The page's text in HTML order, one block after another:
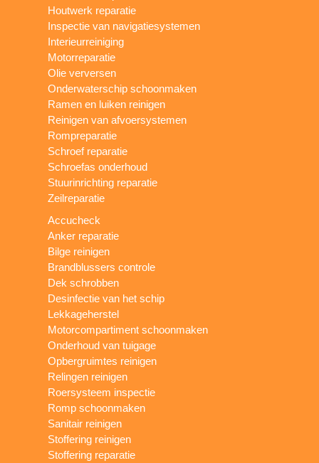
Houtwerk reparatie
Inspectie van navigatiesystemen
Interieurreiniging
Motorreparatie
Olie verversen
Onderwaterschip schoonmaken
Ramen en luiken reinigen
Reinigen van afvoersystemen
Rompreparatie
Schroef reparatie
Schroefas onderhoud
Stuurinrichting reparatie
Zeilreparatie
Accucheck
Anker reparatie
Bilge reinigen
Brandblussers controle
Dek schrobben
Desinfectie van het schip
Lekkageherstel
Motorcompartiment schoonmaken
Onderhoud van tuigage
Opbergruimtes reinigen
Relingen reinigen
Roersysteem inspectie
Romp schoonmaken
Sanitair reinigen
Stoffering reinigen
Stoffering reparatie